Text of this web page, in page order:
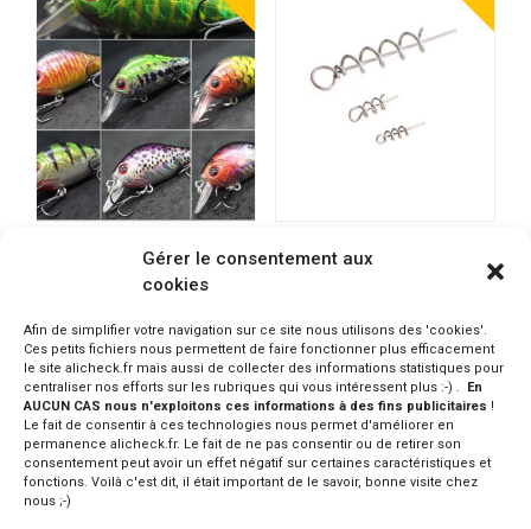
Gérer le consentement aux
cookies
Afin de simplifier votre navigation sur ce site nous utilisons des 'cookies'.
Ces petits fichiers nous permettent de faire fonctionner plus efficacement
le site alicheck.fr mais aussi de collecter des informations statistiques pour
centraliser nos efforts sur les rubriques qui vous intéressent plus :-) . En
AUCUN CAS nous n'exploitons ces informations à des fins publicitaires !
Le fait de consentir à ces technologies nous permet d'améliorer en
permanence alicheck.fr. Le fait de ne pas consentir ou de retirer son
consentement peut avoir un effet négatif sur certaines caractéristiques et
fonctions. Voilà c'est dit, il était important de le savoir, bonne visite chez
nous ;-)
WLURE Crankbait 5,6cm
CONSULTER SUR ALIEXPRESS
WEIHAI FISHING Attache
CONSULTER SUR ALIEXPRESS